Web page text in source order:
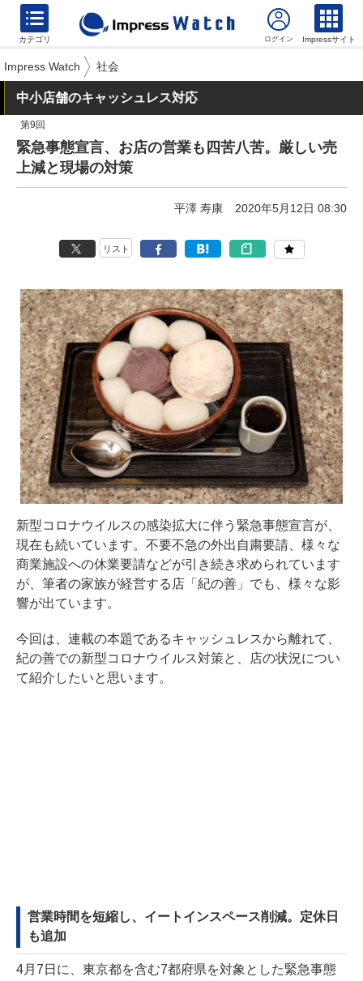
カテゴリ Impressサイト
Impress Watch 社会
中小店舗のキャッシュレス対応
第9回
緊急事態宣言、お店の営業も四苦八苦。厳しい売
上減と現場の対策
平澤 寿康 2020年5月12日 08:30
リスト
新型コロナウイルスの感染拡大に伴う緊急事態宣言が、
現在も続いています。不要不急の外出自粛要請、様々な
商業施設への休業要請などが引き続き求められています
が、筆者の家族が経営する店「紀の善」でも、様々な影
響が出ています。
今回は、連載の本題であるキャッシュレスから離れて、
紀の善での新型コロナウイルス対策と、店の状況につい
て紹介したいと思います。
営業時間を短縮し、イートインスペース削減。定休日
も追加
4月7日に、東京都を含む7都府県を対象とした緊急事態